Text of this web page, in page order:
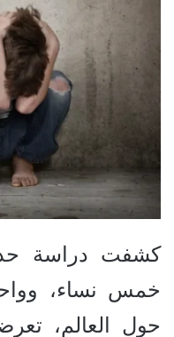
كشفت دراسة
خمس نساء،
حول العالم،